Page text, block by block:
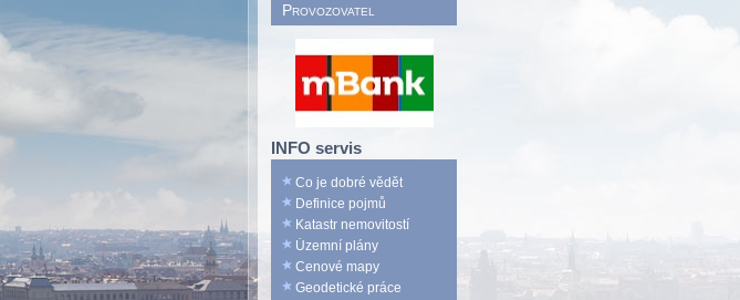
Provozovatel
INFO servis
Co je dobré vědět
Definice pojmů
Katastr nemovitostí
Územní plány
Cenové mapy
Geodetické práce